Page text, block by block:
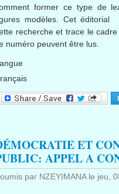
former ce type de
modèles. Cet éditorial
recherche et trace le
numéro peuvent être lus.
ET
APPEL A
par NZEYIMANAle jeu,